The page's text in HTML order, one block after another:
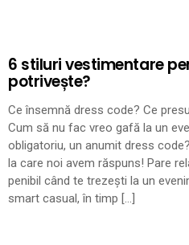
6 stiluri vestimentare
potrivește?
Ce însemnă dress code? Ce
Cum să nu fac vreo gafă la un
obligatoriu, un anumit dress
la care noi avem răspuns! Pare
penibil când te trezești la un
smart casual, în timp […]